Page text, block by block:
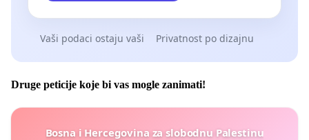
Vaši podaci ostaju vaši Privatnost po dizajnu
Druge peticije koje bi vas mogle zanimati!
Bosna i Hercegovina za slobodnu Palestinu